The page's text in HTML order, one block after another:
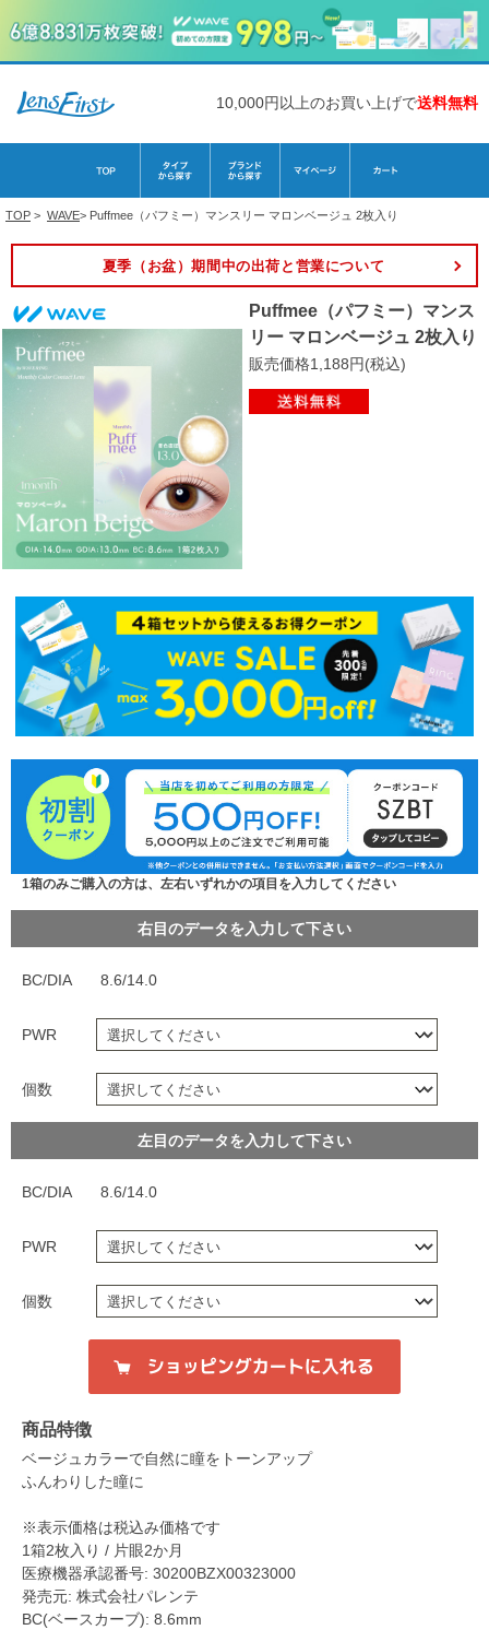
10,000円以上のお買い上げで送料無料
TOP > WAVE> Puffmee（パフミー）マンスリー マロンベージュ 2枚入り
夏季（お盆）期間中の出荷と営業について
Puffmee（パフミー）マンス
リー マロンベージュ 2枚入り
販売価格1,188円(税込)
1箱のみご購入の方は、左右いずれかの項目を入力してください
右目のデータを入力して下さい
BC/DIA 8.6/14.0
PWR
個数
左目のデータを入力して下さい
BC/DIA 8.6/14.0
PWR
個数
商品特徴
ベージュカラーで自然に瞳をトーンアップ
ふんわりした瞳に
※表示価格は税込み価格です
1箱2枚入り / 片眼2か月
医療機器承認番号: 30200BZX00323000
発売元: 株式会社パレンテ
BC(ベースカーブ): 8.6mm